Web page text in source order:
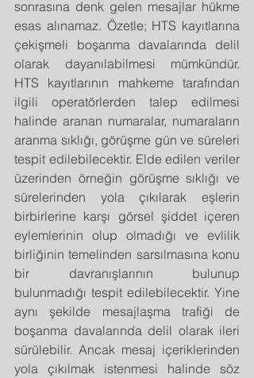
sonrasına denk gelen mesajlar hükme
esas alınamaz. Özetle; HTS kayıtlarına
çekişmeli boşanma davalarında delil
olarak dayanılabilmesi mümkündür.
HTS kayıtlarının mahkeme tarafından
ilgili operatörlerden talep edilmesi
halinde aranan numaralar, numaraların
aranma sıklığı, görüşme gün ve süreleri
tespit edilebilecektir. Elde edilen veriler
üzerinden örneğin görüşme sıklığı ve
sürelerinden yola çıkılarak eşlerin
birbirlerine karşı görsel şiddet içeren
eylemlerinin olup olmadığı ve evlilik
birliğinin temelinden sarsılmasına konu
bir davranışlarının bulunup
bulunmadığı tespit edilebilecektir. Yine
aynı şekilde mesajlaşma trafiği de
boşanma davalarında delil olarak ileri
sürülebilir. Ancak mesaj içeriklerinden
yola çıkılmak istenmesi halinde söz